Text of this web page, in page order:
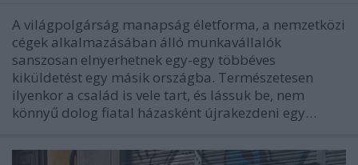
A világpolgárság manapság életforma, a nemzetközi
cégek alkalmazásában álló munkavállalók
sanszosan elnyerhetnek egy-egy többéves
kiküldetést egy másik országba. Természetesen
ilyenkor a család is vele tart, és lássuk be, nem
könnyű dolog fiatal házasként újrakezdeni egy…